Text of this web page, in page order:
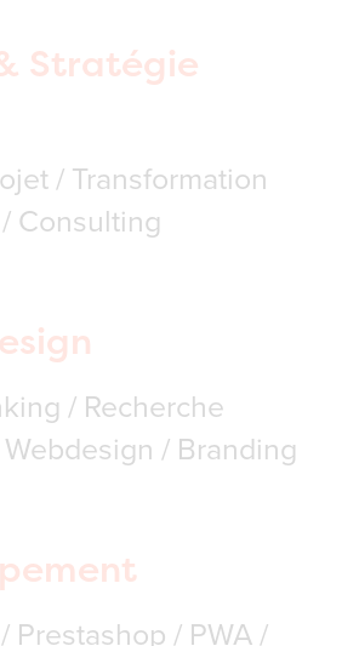
Stratégie
/ Transformation
Consulting
/ Recherche
/ Branding
Prestashop / PWA /